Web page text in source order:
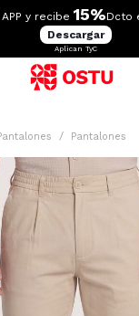
y recibe 15%Dcto
Descargar
Aplican TyC
Pantalones